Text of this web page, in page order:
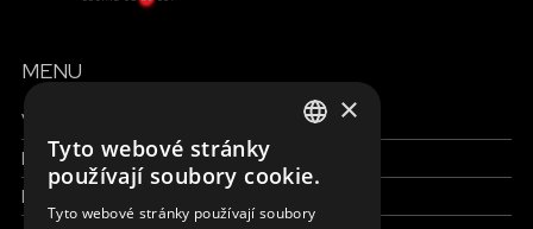
MENU
Všechny formy pomoci
Finance a reporty
Pracujte s námi
×
Tyto webové stránky
používají soubory cookie.
Tyto webové stránky používají soubory